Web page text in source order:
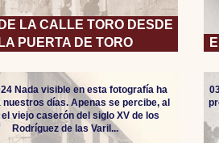
LA CALLE TORO DESDE
LA PUERTA DE TORO
Nada visible en esta fotografía ha
nuestros días. Apenas se percibe, al
viejo caserón del siglo XV de los
Rodríguez de las Varil...